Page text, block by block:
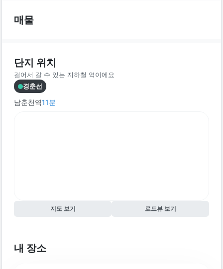
매물
단지 위치
걸어서 갈 수 있는 지하철 역이에요
경춘선
남춘천역11분
지도 보기 로드뷰 보기
내 장소